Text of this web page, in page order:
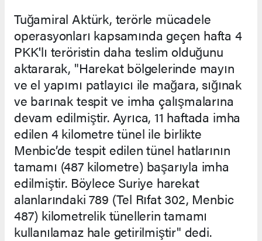
Tuğamiral Aktürk, terörle mücadele
operasyonları kapsamında geçen hafta 4
PKK'lı teröristin daha teslim olduğunu
aktararak, "Harekat bölgelerinde mayın
ve el yapımı patlayıcı ile mağara, sığınak
ve barınak tespit ve imha çalışmalarına
devam edilmiştir. Ayrıca, 11 haftada imha
edilen 4 kilometre tünel ile birlikte
Menbic’de tespit edilen tünel hatlarının
tamamı (487 kilometre) başarıyla imha
edilmiştir. Böylece Suriye harekat
alanlarındaki 789 (Tel Rıfat 302, Menbic
487) kilometrelik tünellerin tamamı
kullanılamaz hale getirilmiştir" dedi.